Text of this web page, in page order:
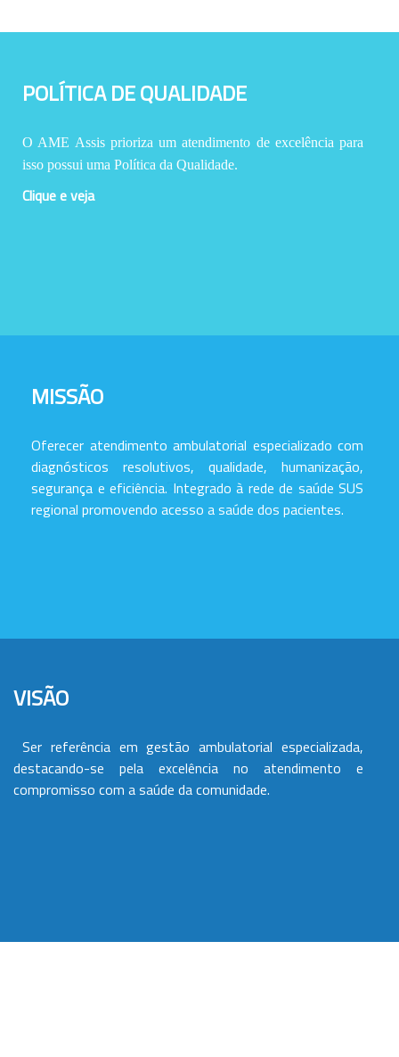
POLÍTICA DE QUALIDADE
O AME Assis prioriza um atendimento de excelência para
isso possui uma Política da Qualidade.
Clique e veja
MISSÃO
Oferecer atendimento ambulatorial especializado com
diagnósticos resolutivos, qualidade, humanização,
segurança e eficiência. Integrado à rede de saúde SUS
regional promovendo acesso a saúde dos pacientes.
VISÃO
Ser referência em gestão ambulatorial especializada,
destacando-se pela excelência no atendimento e
compromisso com a saúde da comunidade.